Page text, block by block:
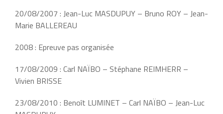
20/08/2007 : Jean-Luc MASDUPUY – Bruno ROY – Jean-
Marie BALLEREAU
2008 : Epreuve pas organisée
17/08/2009 : Carl NAÏBO – Stéphane REIMHERR –
Vivien BRISSE
23/08/2010 : Benoît LUMINET – Carl NAÏBO – Jean-Luc